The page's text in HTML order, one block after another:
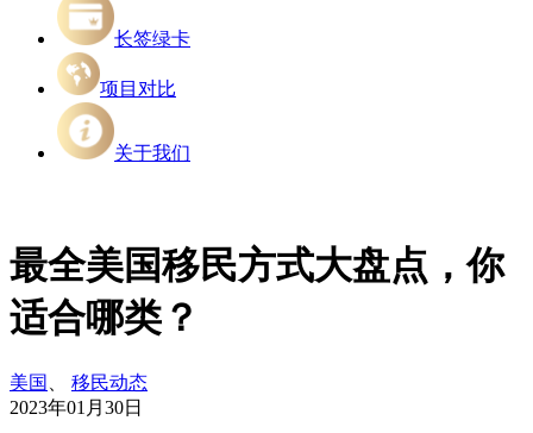
长签绿卡
项目对比
关于我们
最全美国移民方式大盘点，你
适合哪类？
美国
移民动态
2023年01月30日